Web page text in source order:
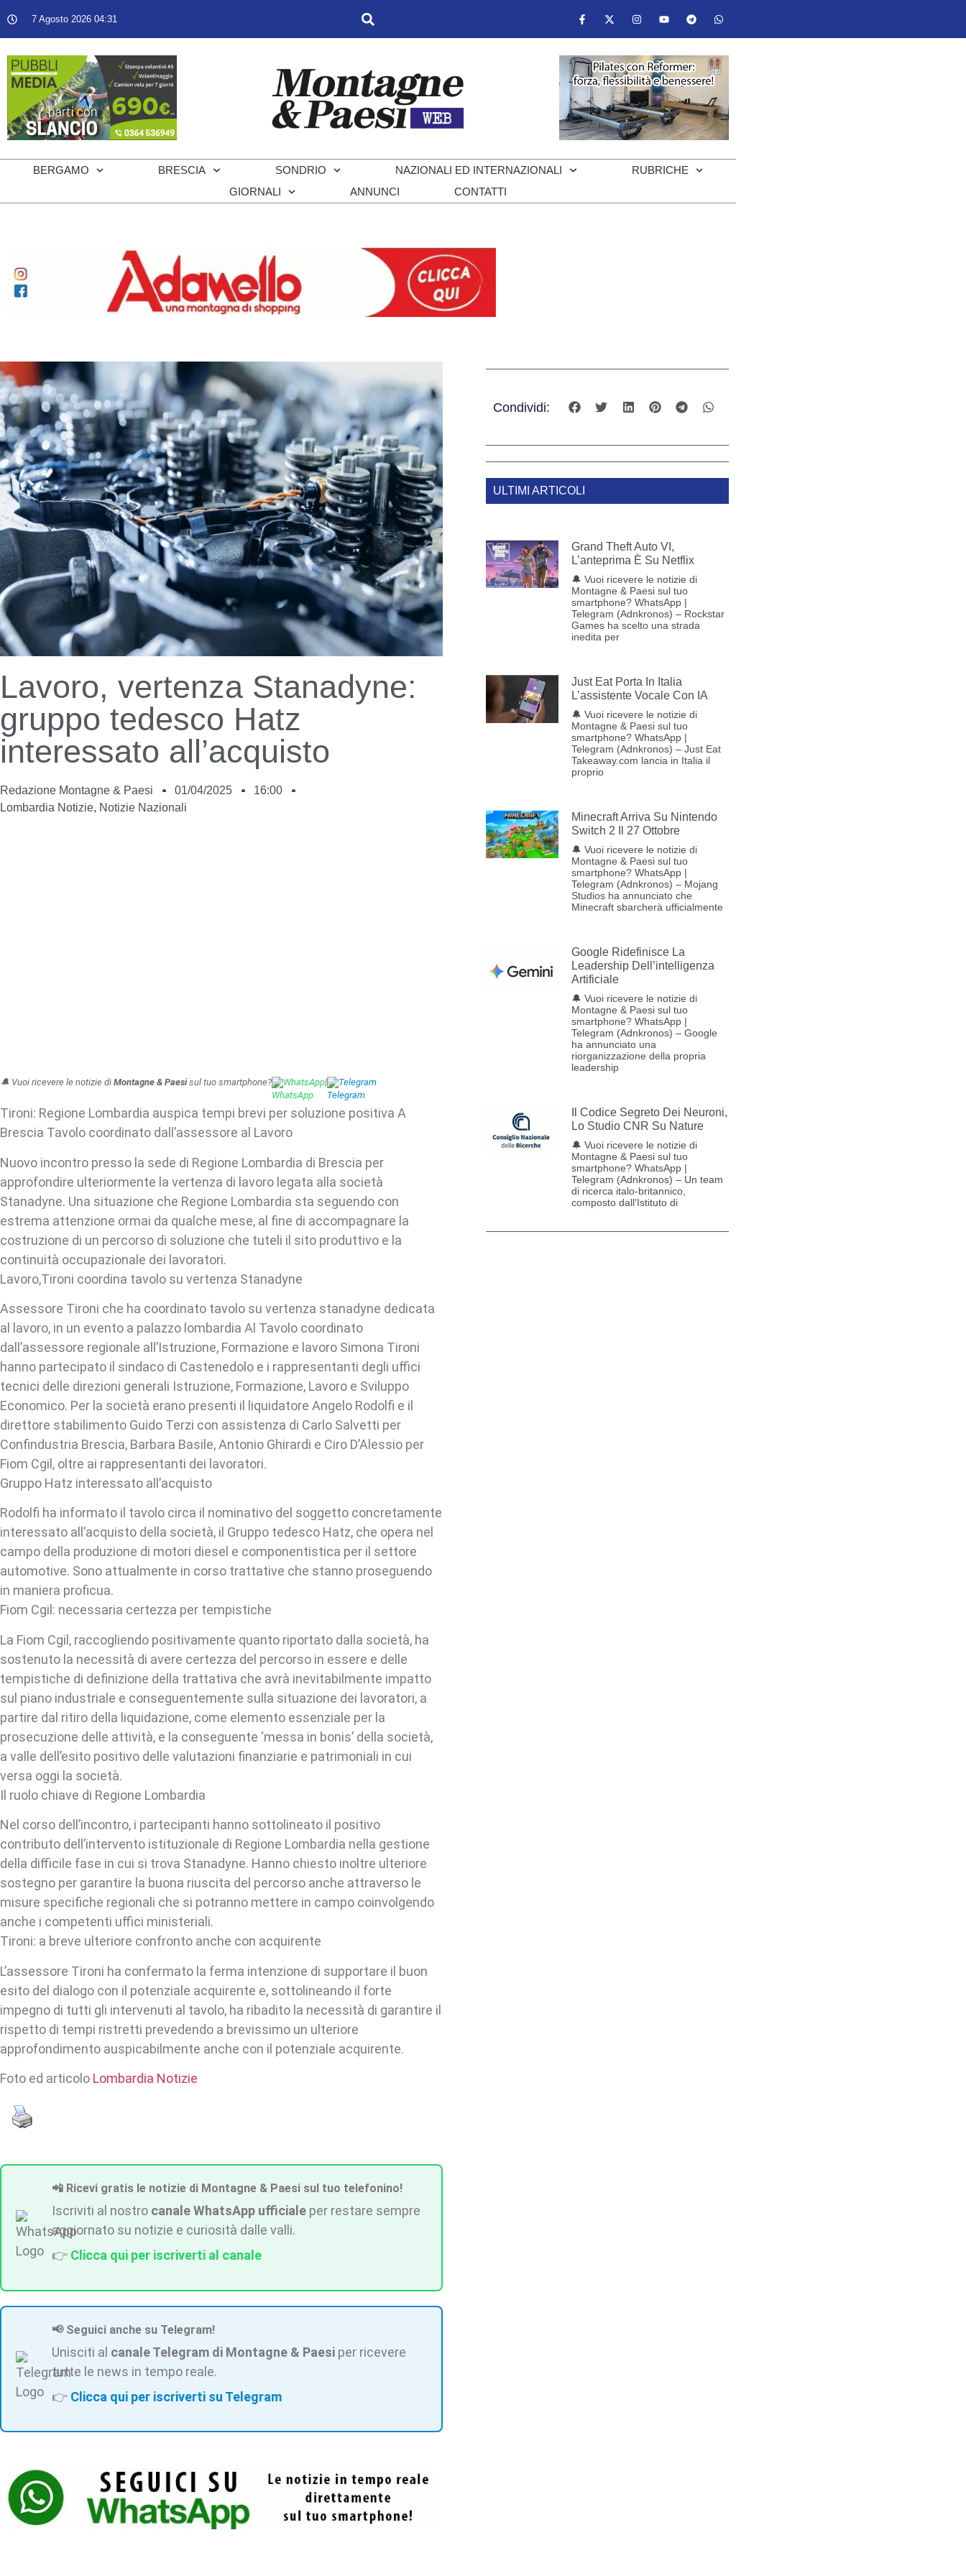
7 Agosto 2026 04:31
BERGAMO BRESCIA SONDRIO NAZIONALI ED INTERNAZIONALI
RUBRICHE
GIORNALI
ANNUNCI CONTATTI
Lavoro, vertenza Stanadyne:
gruppo tedesco Hatz
interessato all’acquisto
Redazione Montagne & Paesi 01/04/2025
16:00
Lombardia Notizie, Notizie Nazionali
🔔 Vuoi ricevere le notizie di Montagne & Paesisul tuo smartphone? WhatsApp| Telegram
Tironi: Regione Lombardia auspica tempi brevi per soluzione positiva A
Brescia Tavolo coordinato dall’assessore al Lavoro
Nuovo incontro presso la sede di Regione Lombardia di Brescia per
approfondire ulteriormente la vertenza di lavoro legata alla società
Stanadyne. Una situazione che Regione Lombardia sta seguendo con
estrema attenzione ormai da qualche mese, al fine di accompagnare la
costruzione di un percorso di soluzione che tuteli il sito produttivo e la
continuità occupazionale dei lavoratori.
Lavoro,Tironi coordina tavolo su vertenza Stanadyne
Assessore Tironi che ha coordinato tavolo su vertenza stanadyne dedicata
al lavoro, in un evento a palazzo lombardia Al Tavolo coordinato
dall’assessore regionale all’Istruzione, Formazione e lavoro Simona Tironi
hanno partecipato il sindaco di Castenedolo e i rappresentanti degli uffici
tecnici delle direzioni generali Istruzione, Formazione, Lavoro e Sviluppo
Economico. Per la società erano presenti il liquidatore Angelo Rodolfi e il
direttore stabilimento Guido Terzi con assistenza di Carlo Salvetti per
Confindustria Brescia, Barbara Basile, Antonio Ghirardi e Ciro D’Alessio per
Fiom Cgil, oltre ai rappresentanti dei lavoratori.
Gruppo Hatz interessato all’acquisto
Rodolfi ha informato il tavolo circa il nominativo del soggetto concretamente
interessato all’acquisto della società, il Gruppo tedesco Hatz, che opera nel
campo della produzione di motori diesel e componentistica per il settore
automotive. Sono attualmente in corso trattative che stanno proseguendo
in maniera proficua.
Fiom Cgil: necessaria certezza per tempistiche
La Fiom Cgil, raccogliendo positivamente quanto riportato dalla società, ha
sostenuto la necessità di avere certezza del percorso in essere e delle
tempistiche di definizione della trattativa che avrà inevitabilmente impatto
sul piano industriale e conseguentemente sulla situazione dei lavoratori, a
partire dal ritiro della liquidazione, come elemento essenziale per la
prosecuzione delle attività, e la conseguente ‘messa in bonis’ della società,
a valle dell’esito positivo delle valutazioni finanziarie e patrimoniali in cui
versa oggi la società.
Il ruolo chiave di Regione Lombardia
Nel corso dell’incontro, i partecipanti hanno sottolineato il positivo
contributo dell’intervento istituzionale di Regione Lombardia nella gestione
della difficile fase in cui si trova Stanadyne. Hanno chiesto inoltre ulteriore
sostegno per garantire la buona riuscita del percorso anche attraverso le
misure specifiche regionali che si potranno mettere in campo coinvolgendo
anche i competenti uffici ministeriali.
Tironi: a breve ulteriore confronto anche con acquirente
L’assessore Tironi ha confermato la ferma intenzione di supportare il buon
esito del dialogo con il potenziale acquirente e, sottolineando il forte
impegno di tutti gli intervenuti al tavolo, ha ribadito la necessità di garantire il
rispetto di tempi ristretti prevedendo a brevissimo un ulteriore
approfondimento auspicabilmente anche con il potenziale acquirente.
Foto ed articolo Lombardia Notizie
📲 Ricevi gratis le notizie di Montagne & Paesi sul tuo telefonino!
Iscriviti al nostro canale WhatsApp ufficiale per restare sempre
aggiornato su notizie e curiosità dalle valli.
👉 Clicca qui per iscriverti al canale
📢 Seguici anche su Telegram!
Unisciti al canale Telegram di Montagne & Paesi per ricevere
tutte le news in tempo reale.
👉 Clicca qui per iscriverti su Telegram
Condividi:
ULTIMI ARTICOLI
Grand Theft Auto VI,
L’anteprima È Su Netflix
🔔 Vuoi ricevere le notizie di
Montagne & Paesi sul tuo
smartphone? WhatsApp |
Telegram (Adnkronos) – Rockstar
Games ha scelto una strada
inedita per
Just Eat Porta In Italia
L’assistente Vocale Con IA
🔔 Vuoi ricevere le notizie di
Montagne & Paesi sul tuo
smartphone? WhatsApp |
Telegram (Adnkronos) – Just Eat
Takeaway.com lancia in Italia il
proprio
Minecraft Arriva Su Nintendo
Switch 2 Il 27 Ottobre
🔔 Vuoi ricevere le notizie di
Montagne & Paesi sul tuo
smartphone? WhatsApp |
Telegram (Adnkronos) – Mojang
Studios ha annunciato che
Minecraft sbarcherà ufficialmente
Google Ridefinisce La
Leadership Dell’intelligenza
Artificiale
🔔 Vuoi ricevere le notizie di
Montagne & Paesi sul tuo
smartphone? WhatsApp |
Telegram (Adnkronos) – Google
ha annunciato una
riorganizzazione della propria
leadership
Il Codice Segreto Dei Neuroni,
Lo Studio CNR Su Nature
🔔 Vuoi ricevere le notizie di
Montagne & Paesi sul tuo
smartphone? WhatsApp |
Telegram (Adnkronos) – Un team
di ricerca italo-britannico,
composto dall'Istituto di